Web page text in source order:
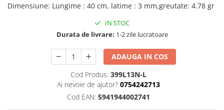
Dimensiune: Lungime : 40 cm, latime : 3 mm,greutate: 4.78 gr
IN STOC
Durata de livrare: 1-2 zile lucratoare
ADAUGA IN COS
Cod Produs: 399L13N-L
Ai nevoie de ajutor? 0754242713
Cod EAN: 5941944002741